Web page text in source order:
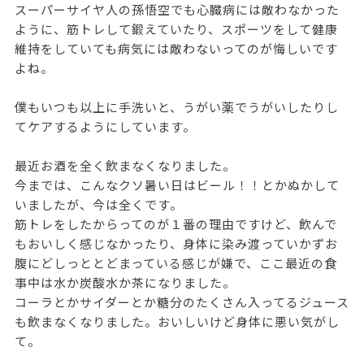
スーパーサイヤ人の孫悟空でも心臓病には敵わなかった
ように、筋トレして鍛えていたり、スポーツをして健康
維持をしていても病気には敵わないってのが悔しいです
よね。
僕もいつも以上に手洗いと、うがい薬でうがいしたりし
てケアするようにしています。
最近お酒を全く飲まなくなりました。
今までは、こんなクソ暑い日はビール！！とかぬかして
いましたが、今は全くです。
筋トレをしたからってのが１番の理由ですけど、飲んで
もおいしく感じなかったり、身体に染み渡っていかずお
腹にどしっととどまっている感じが嫌で、ここ最近の食
事中は水か炭酸水か茶になりました。
コーラとかサイダーとか糖分のたくさん入ってるジュース
も飲まなくなりました。おいしいけど身体に悪い気がし
て。